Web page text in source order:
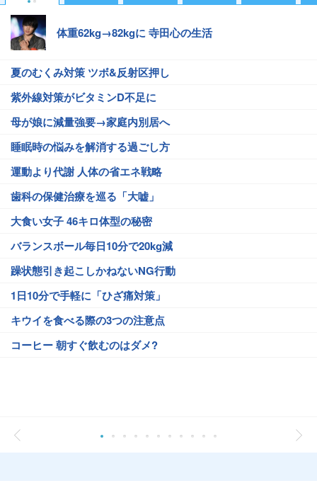
体重62kg→82kgに 寺田心の生活
夏のむくみ対策 ツボ&反射区押し
紫外線対策がビタミンD不足に
母が娘に減量強要→家庭内別居へ
睡眠時の悩みを解消する過ごし方
運動より代謝 人体の省エネ戦略
歯科の保健治療を巡る「大嘘」
大食い女子 46キロ体型の秘密
バランスボール毎日10分で20kg減
躁状態引き起こしかねないNG行動
1日10分で手軽に「ひざ痛対策」
キウイを食べる際の3つの注意点
コーヒー 朝すぐ飲むのはダメ?